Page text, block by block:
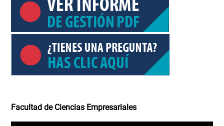
Facultad de Ciencias Empresariales